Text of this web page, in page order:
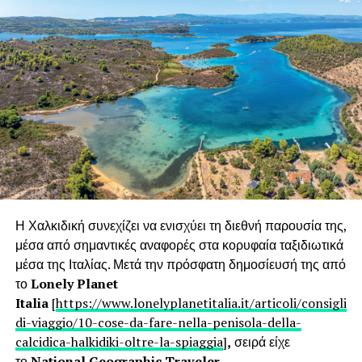
Η Χαλκιδική συνεχίζει να ενισχύει τη διεθνή παρουσία της,
μέσα από σημαντικές αναφορές στα κορυφαία ταξιδιωτικά
μέσα της Ιταλίας. Μετά την πρόσφατη δημοσίευσή της από
τοLonely Planet
Italia [https://www.lonelyplanetitalia.it/articoli/consigli-
di-viaggio/10-cose-da-fare-nella-penisola-della-
calcidica-halkidiki-oltre-la-spiaggia], σειρά είχε